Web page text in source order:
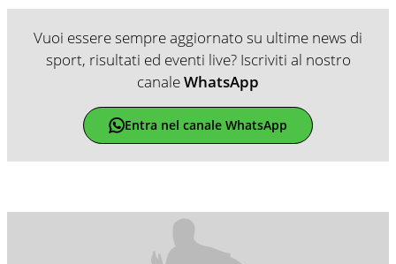
Vuoi essere sempre aggiornato su ultime news di
sport, risultati ed eventi live? Iscriviti al nostro
canaleWhatsApp
Entra nel canale WhatsApp